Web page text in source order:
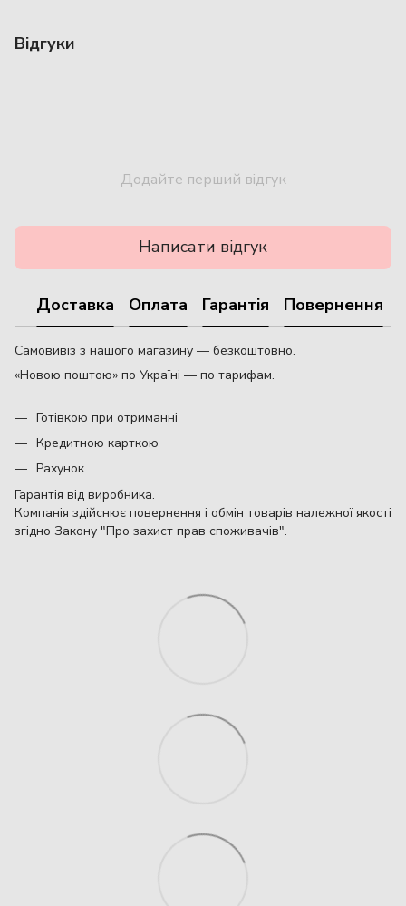
Відгуки
Додайте перший відгук
Написати відгук
Доставка Оплата Гарантія Повернення
Самовивіз з нашого магазину — безкоштовно.
«Новою поштою» по Україні — по тарифам.
Готівкою при отриманні
Кредитною карткою
Рахунок
Гарантія від виробника.
Компанія здійснює повернення і обмін товарів належної якості
згідно Закону "Про захист прав споживачів".